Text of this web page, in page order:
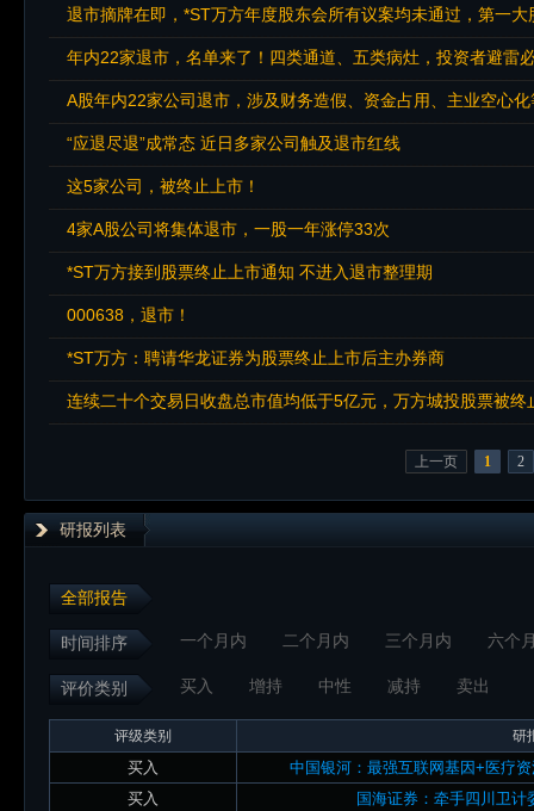
退市摘牌在即，*ST万方年度股东会所有议案均未通过，第一大
年内22家退市，名单来了！四类通道、五类病灶，投资者避雷
A股年内22家公司退市，涉及财务造假、资金占用、主业空心化
“应退尽退”成常态 近日多家公司触及退市红线
这5家公司，被终止上市！
4家A股公司将集体退市，一股一年涨停33次
*ST万方接到股票终止上市通知 不进入退市整理期
000638，退市！
*ST万方：聘请华龙证券为股票终止上市后主办券商
连续二十个交易日收盘总市值均低于5亿元，万方城投股票被终
上一页 1 2
研报列表
全部报告
时间排序 一个月内 二个月内 三个月内 六个
评价类别 买入 增持 中性 减持 卖出
评级类别 研
买入
中国银河：最强互联网基因+医疗
买入
国海证券：牵手四川卫